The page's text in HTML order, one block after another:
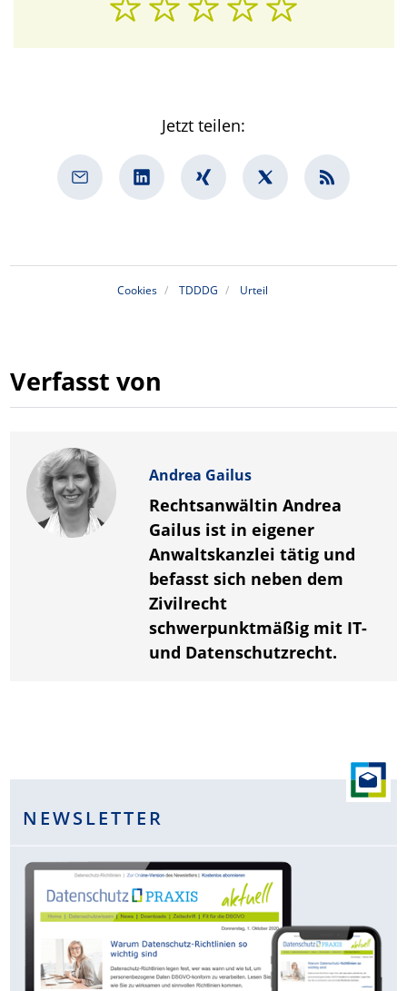
Jetzt teilen:
Cookies TDDDG Urteil
Verfasst von
Andrea Gailus
Rechtsanwältin Andrea
Gailus ist in eigener
Anwaltskanzlei tätig und
befasst sich neben dem
Zivilrecht
schwerpunktmäßig mit IT-
und Datenschutzrecht.
NEWSLETTER